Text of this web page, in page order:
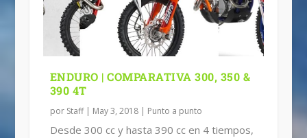
ENDURO | COMPARATIVA 300, 350 &
390 4T
por Staff| May 3, 2018| Punto a punto
Desde 300 cc y hasta 390 cc en 4 tiempos,